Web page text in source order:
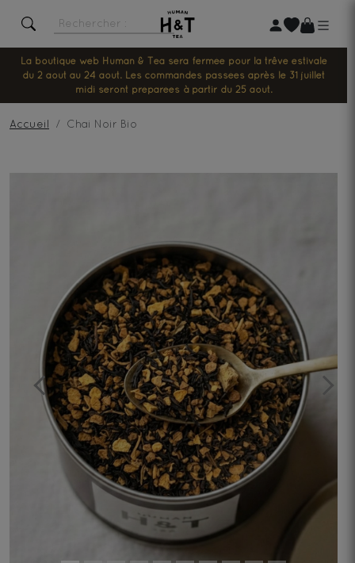
La boutique web Human & Tea sera fermée pour la trêve estivale
du 2 août au 24 août. Les commandes passées après le 31 juillet
midi seront préparées à partir du 25 août.
Accueil Chai Noir Bio
Previous Next